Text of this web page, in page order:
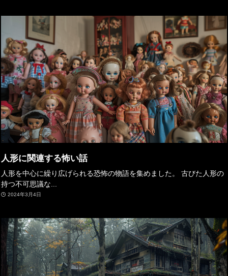
人形に関連する怖い話
人形を中心に繰り広げられる恐怖の物語を集めました。 古びた人形の
持つ不可思議な...
2024年3月4日